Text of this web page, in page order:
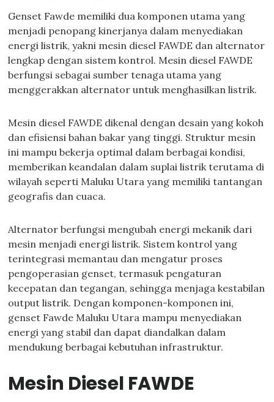
Genset Fawde memiliki dua komponen utama yang
menjadi penopang kinerjanya dalam menyediakan
energi listrik, yakni mesin diesel FAWDE dan alternator
lengkap dengan sistem kontrol. Mesin diesel FAWDE
berfungsi sebagai sumber tenaga utama yang
menggerakkan alternator untuk menghasilkan listrik.
Mesin diesel FAWDE dikenal dengan desain yang kokoh
dan efisiensi bahan bakar yang tinggi. Struktur mesin
ini mampu bekerja optimal dalam berbagai kondisi,
memberikan keandalan dalam suplai listrik terutama di
wilayah seperti Maluku Utara yang memiliki tantangan
geografis dan cuaca.
Alternator berfungsi mengubah energi mekanik dari
mesin menjadi energi listrik. Sistem kontrol yang
terintegrasi memantau dan mengatur proses
pengoperasian genset, termasuk pengaturan
kecepatan dan tegangan, sehingga menjaga kestabilan
output listrik. Dengan komponen-komponen ini,
genset Fawde Maluku Utara mampu menyediakan
energi yang stabil dan dapat diandalkan dalam
mendukung berbagai kebutuhan infrastruktur.
Mesin Diesel FAWDE